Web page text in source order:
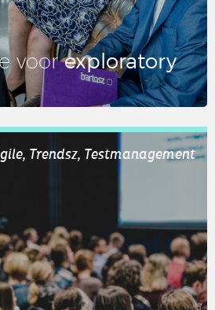
voorex­plo­ra­to­ry
Trendsz, Testmanagement